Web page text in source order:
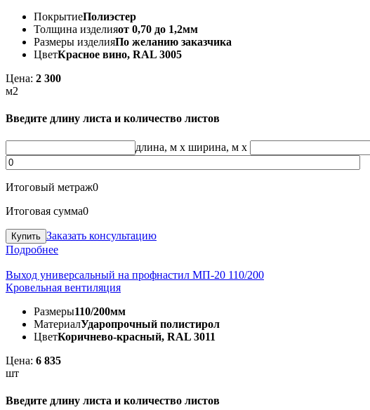
ПокрытиеПолиэстер
Толщина изделияот 0,70 до 1,2мм
Размеры изделияПо желанию заказчика
ЦветКрасное вино, RAL 3005
Цена: 2 300
м2
Введите длину листа и количество листов
длина, м x ширина, м x
Итоговый метраж0
Итоговая сумма0
Заказать консультацию
Подробнее
Выход универсальный на профнастил МП-20 110/200
Кровельная вентиляция
Размеры110/200мм
МатериалУдаропрочный полистирол
ЦветКоричнево-красный, RAL 3011
Цена: 6 835
шт
Введите длину листа и количество листов